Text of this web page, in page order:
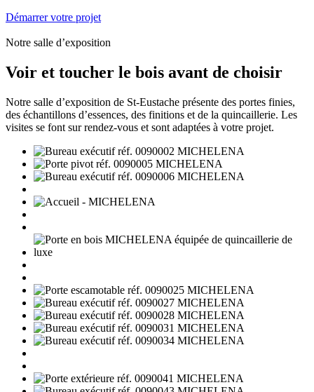
Démarrer votre projet
Notre salle d’exposition
Voir et toucher le bois avant de choisir
Notre salle d’exposition de St-Eustache présente des portes finies,
des échantillons d’essences, des finitions et de la quincaillerie. Les
visites se font sur rendez-vous et sont adaptées à votre projet.